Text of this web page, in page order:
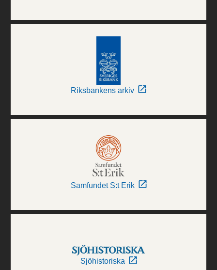
Riksbankens arkiv
Samfundet S:t Erik
Sjöhistoriska